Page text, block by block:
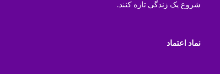
شروع یک زندگی تازه کنند.
نماد اعتماد